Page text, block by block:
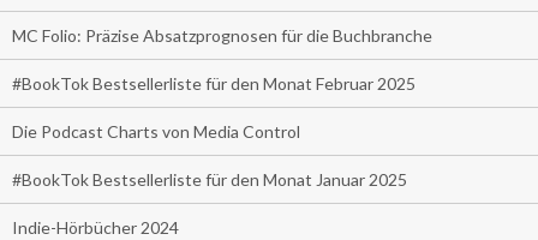
MC Folio: Präzise Absatzprognosen für die Buchbranche
#BookTok Bestsellerliste für den Monat Februar 2025
Die Podcast Charts von Media Control
#BookTok Bestsellerliste für den Monat Januar 2025
Indie-Hörbücher 2024